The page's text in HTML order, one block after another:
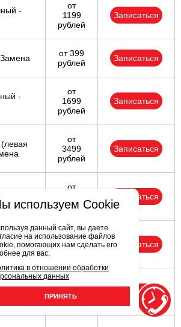
-
от
1199
рублей
Записаться
от 399
рублей
Записаться
-
от
1699
рублей
Записаться
от
3499
рублей
Записаться
от
рублей
Записаться
от
3499
Записаться
от
2999
рублей
Записаться
используем Cookie
данный сайт, вы даете
на использование файлов
помогающих нам сделать его
для вас.
в отношении обработки
данных
ПРИНЯТЬ